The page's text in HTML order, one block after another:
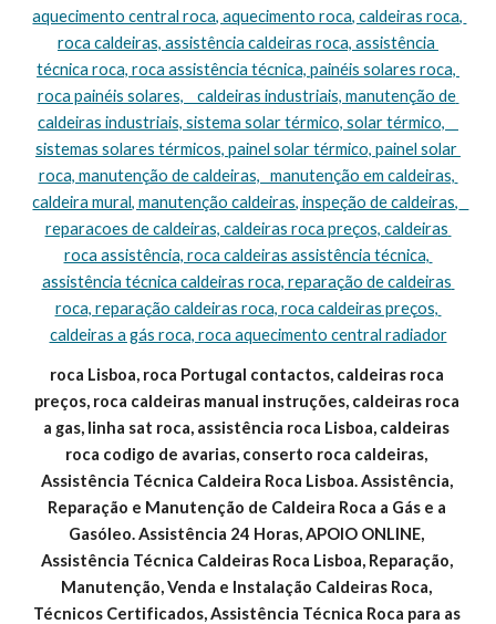
aquecimento central roca, aquecimento roca, caldeiras roca,
roca caldeiras, assistência caldeiras roca, assistência
técnica roca, roca assistência técnica, painéis solares roca,
roca painéis solares,    caldeiras industriais, manutenção de
caldeiras industriais, sistema solar térmico, solar térmico,
sistemas solares térmicos, painel solar térmico, painel solar
roca, manutenção de caldeiras,   manutenção em caldeiras,
caldeira mural, manutenção caldeiras, inspeção de caldeiras,
reparacoes de caldeiras, caldeiras roca preços, caldeiras
roca assistência, roca caldeiras assistência técnica,
assistência técnica caldeiras roca, reparação de caldeiras
roca, reparação caldeiras roca, roca caldeiras preços,
caldeiras a gás roca, roca aquecimento central radiador
roca Lisboa, roca Portugal contactos, caldeiras roca
preços, roca caldeiras manual instruções, caldeiras roca
a gas, linha sat roca, assistência roca Lisboa, caldeiras
roca codigo de avarias, conserto roca caldeiras,
Assistência Técnica Caldeira Roca Lisboa. Assistência,
Reparação e Manutenção de Caldeira Roca a Gás e a
Gasóleo. Assistência 24 Horas, APOIO ONLINE,
Assistência Técnica Caldeiras Roca Lisboa, Reparação,
Manutenção, Venda e Instalação Caldeiras Roca,
Técnicos Certificados, Assistência Técnica Roca para as